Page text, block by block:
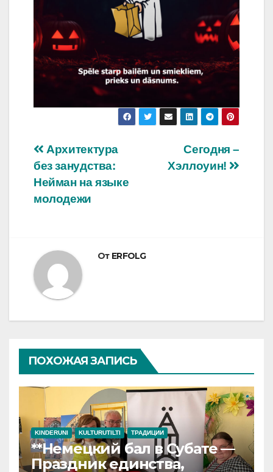
Навигация
по
записям
Сегодня –
Хэллоуин!
Архитектура
без занудства:
Нейман на языке
молодежи
От ERFOLG
ПОХОЖАЯ ЗАПИСЬ
KINDERUNI KULTURUTILTI ТРАДИЦИИ
**Немецкий бал в Субате —
Праздник единства,